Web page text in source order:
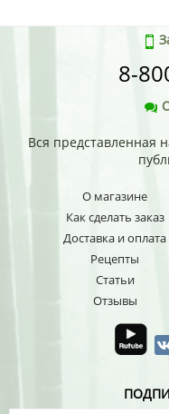
8-
Вся представленная
О магазине
Как сделать заказ
Доставка и оплата
Рецепты
Статьи
Отзывы